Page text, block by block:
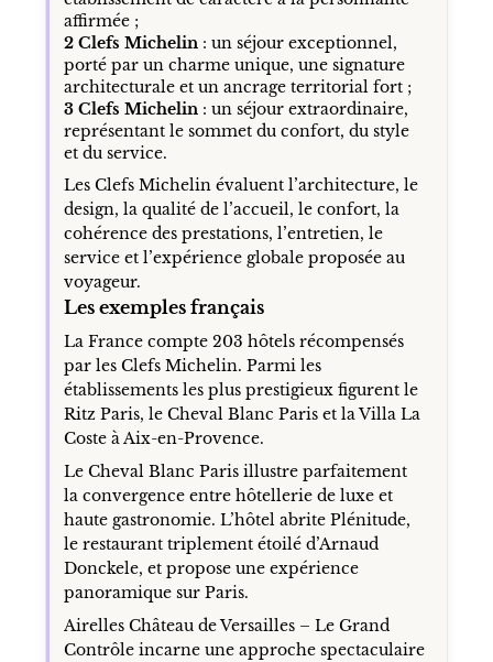
affirmée ;
2 Clefs Michelin: un séjour exceptionnel,
porté par un charme unique, une signature
architecturale et un ancrage territorial fort ;
3 Clefs Michelin: un séjour extraordinaire,
représentant le sommet du confort, du style
et du service.
Les Clefs Michelin évaluent l’architecture, le
design, la qualité de l’accueil, le confort, la
cohérence des prestations, l’entretien, le
service et l’expérience globale proposée au
voyageur.
Les exemples français
La France compte 203 hôtels récompensés
par les Clefs Michelin. Parmi les
établissements les plus prestigieux figurent le
Ritz Paris, le Cheval Blanc Paris et la Villa La
Coste à Aix-en-Provence.
Le Cheval Blanc Paris illustre parfaitement
la convergence entre hôtellerie de luxe et
haute gastronomie. L’hôtel abrite Plénitude,
le restaurant triplement étoilé d’Arnaud
Donckele, et propose une expérience
panoramique sur Paris.
Airelles Château de Versailles – Le Grand
Contrôle incarne une approche spectaculaire